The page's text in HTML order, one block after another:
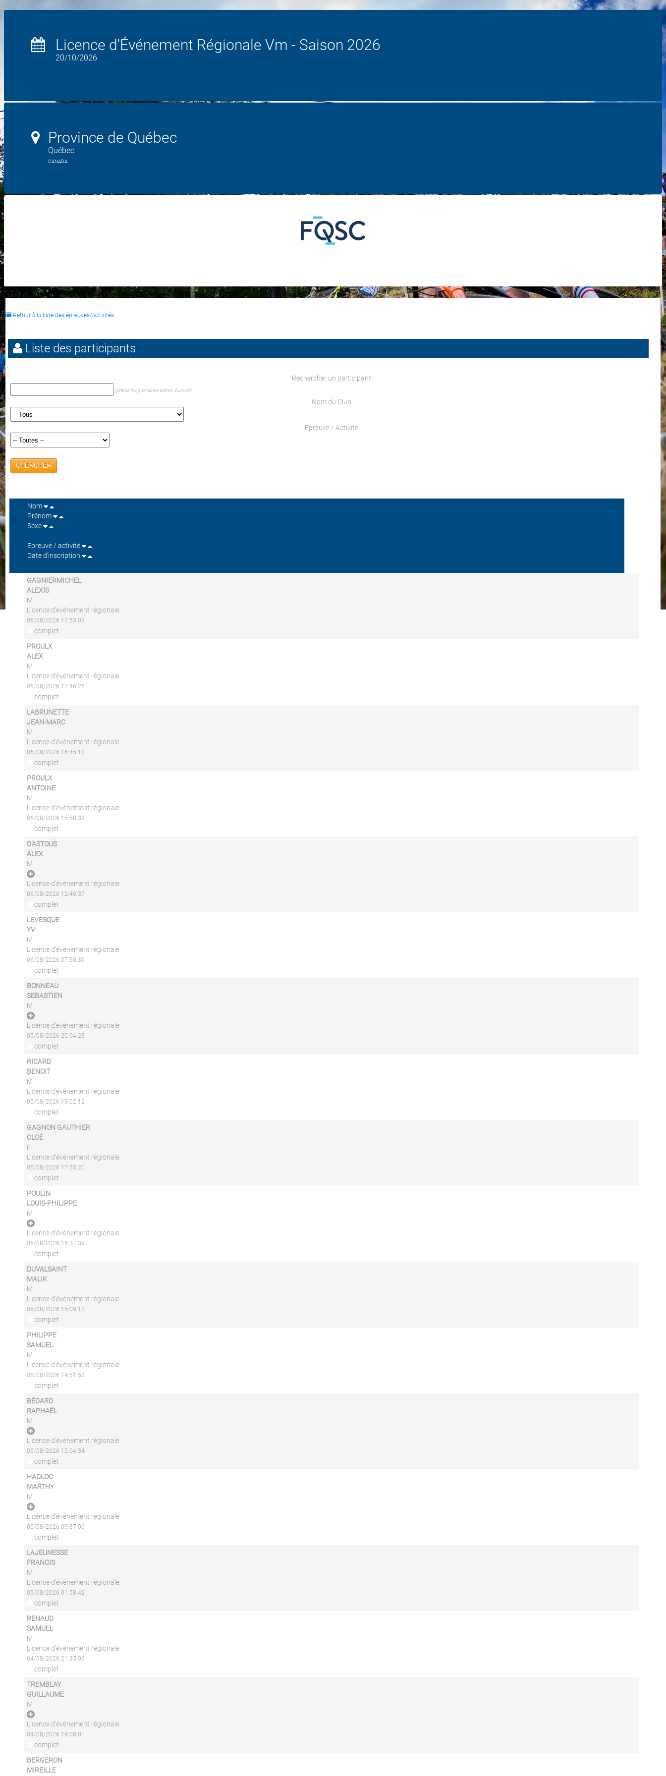
Licence d'Événement Régionale Vm - Saison 2026
20/10/2026
Province de Québec
Québec
CANADA
Retour à la liste des épreuves/activités
Liste des participants
Rechercher un participant
(entrez les premières lettres du nom)
Nom du Club
Epreuve / Activité
CHERCHER
Nom
Prénom
Sexe
Epreuve / activité
Date d'inscription
GAGNIERMICHEL
ALEXIS
M
Licence d'événement régionale
06/08/2026 17:53:03
complet
PROULX
ALEX
M
Licence d'événement régionale
06/08/2026 17:46:25
complet
LABRUNETTE
JEAN-MARC
M
Licence d'événement régionale
06/08/2026 16:45:10
complet
PROULX
ANTOINE
M
Licence d'événement régionale
06/08/2026 15:58:33
complet
D’ASTOUS
ALEX
M
Licence d'événement régionale
06/08/2026 12:40:37
complet
LEVESQUE
YV
M
Licence d'événement régionale
06/08/2026 07:50:39
complet
BONNEAU
SEBASTIEN
M
Licence d'événement régionale
05/08/2026 20:04:23
complet
RICARD
BENOIT
M
Licence d'événement régionale
05/08/2026 19:02:12
complet
GAGNON GAUTHIER
CLOÉ
F
Licence d'événement régionale
05/08/2026 17:55:20
complet
POULIN
LOUIS-PHILIPPE
M
Licence d'événement régionale
05/08/2026 16:37:39
complet
DUVALSAINT
MALIK
M
Licence d'événement régionale
05/08/2026 15:09:13
complet
PHILIPPE
SAMUEL
M
Licence d'événement régionale
05/08/2026 14:51:55
complet
BÉDARD
RAPHAËL
M
Licence d'événement régionale
05/08/2026 12:04:34
complet
HADLOC
MARTHY
M
Licence d'événement régionale
05/08/2026 09:37:06
complet
LAJEUNESSE
FRANCIS
M
Licence d'événement régionale
05/08/2026 01:58:42
complet
RENAUD
SAMUEL
M
Licence d'événement régionale
04/08/2026 21:33:06
complet
TREMBLAY
GUILLAUME
M
Licence d'événement régionale
04/08/2026 19:08:01
complet
BERGERON
MIREILLE